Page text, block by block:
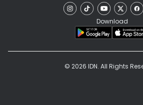
Download
© 2026 IDN. All Rights